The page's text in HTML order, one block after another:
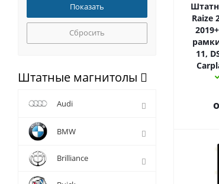
Raize
11,
Сбросить
Штатные магнитолы
Audi
BMW
Brilliance